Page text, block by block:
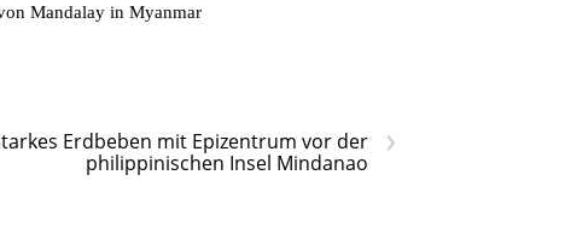
Mandalay in Myanmar
›
Erdbeben mit Epizentrum vor der
philippinischen Insel Mindanao